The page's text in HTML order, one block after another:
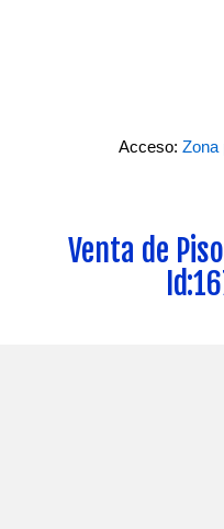
Acceso: Zona
Venta de